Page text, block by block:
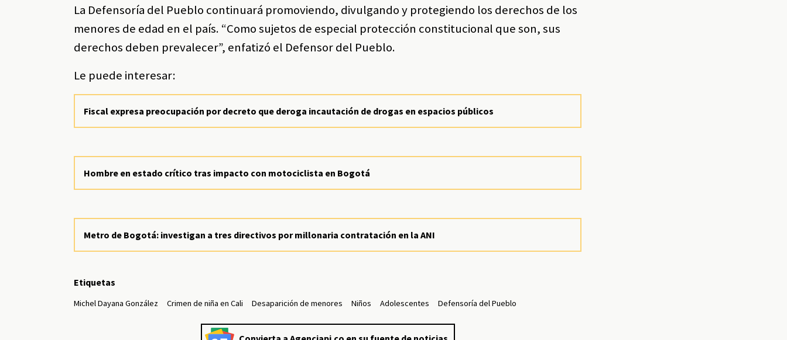
La Defensoría del Pueblo continuará promoviendo, divulgando y protegiendo los derechos de los
menores de edad en el país. “Como sujetos de especial protección constitucional que son, sus
derechos deben prevalecer”, enfatizó el Defensor del Pueblo.
Le puede interesar:
Fiscal expresa preocupación por decreto que deroga incautación de drogas en espacios públicos
Hombre en estado crítico tras impacto con motociclista en Bogotá
Metro de Bogotá: investigan a tres directivos por millonaria contratación en la ANI
Etiquetas
Michel Dayana González Crimen de niña en Cali Desaparición de menores Niños Adolescentes Defensoría del Pueblo